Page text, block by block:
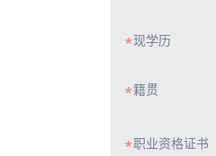
现学历
籍贯
职业资格证书